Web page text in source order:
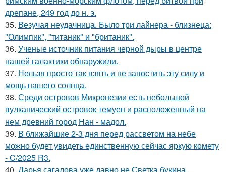
дрепане, 249 год до н. э.
35. Везучая неудачница. Было три лайнера - близнеца:
"Олимпик", "титаник" и "британик".
36. Ученые источник питания черной дыры в центре
нашей галактики обнаружили.
37. Нельзя просто так взять и не запостить эту силу и
мощь нашего солнца.
38. Среди островов Микронезии есть небольшой
вулканический островок темуен и расположенный на
нем древний город Нан - мадол.
39. В ближайшие 2-3 дня перед рассветом на небе
можно будет увидеть единственную сейчас яркую комету
- C/2025 R3.